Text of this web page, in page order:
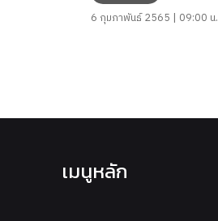
6 กุมภาพันธ์ 2565 | 09:00 น.
เมนูหลัก